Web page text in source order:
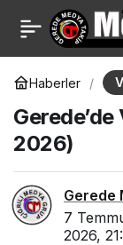
Haberler
2026)
Gerede
7
2026,
Gerede’de
Edenler (7
2026)